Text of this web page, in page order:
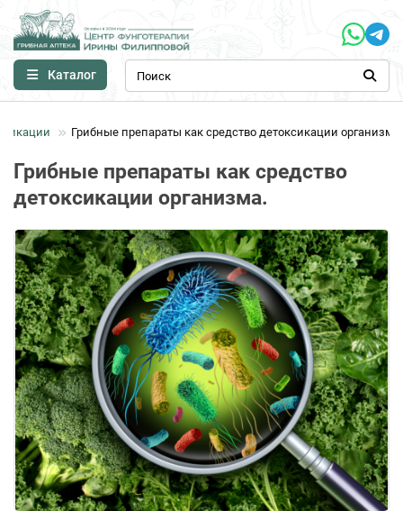
Каталог
Грибные препараты как средство детоксикации организма.
Грибные препараты как средство
детоксикации организма.